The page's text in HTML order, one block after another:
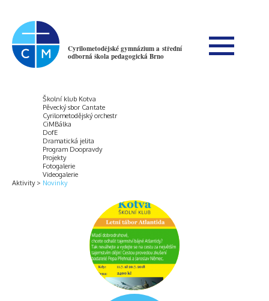
Cyrilometodějské gymnázium a střední
odborná škola pedagogická Brno
Aktivity
Školní klub Kotva
Pěvecký sbor Cantate
Cyrilometodějský orchestr
CiMBálka
DofE
Dramatická jelita
Program Doopravdy
Projekty
Fotogalerie
Videogalerie
Novinky